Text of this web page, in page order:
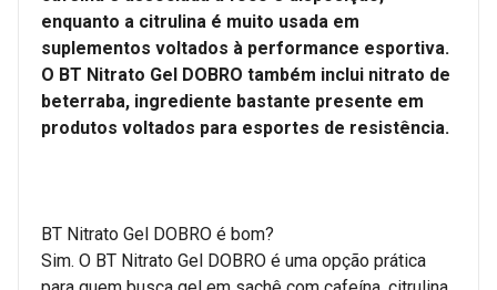
enquanto a citrulina é muito usada em
suplementos voltados à performance esportiva.
O BT Nitrato Gel DOBRO também inclui nitrato de
beterraba, ingrediente bastante presente em
produtos voltados para esportes de resistência.
BT Nitrato Gel DOBRO é bom?
Sim. O BT Nitrato Gel DOBRO é uma opção prática